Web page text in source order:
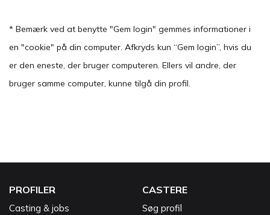
* Bemærk ved at benytte "Gem login" gemmes informationer i
en "cookie" på din computer. Afkryds kun “Gem login”, hvis du
er den eneste, der bruger computeren. Ellers vil andre, der
bruger samme computer, kunne tilgå din profil.
PROFILER
Casting & jobs
CASTERE
Søg profil